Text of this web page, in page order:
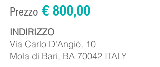
​INDIRIZZO
Via Carlo D'Angiò, 10
Mola di Bari, BA 70042 ITALY
Prezzo € 800,00